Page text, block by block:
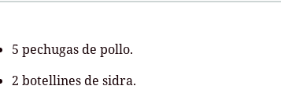
5 pechugas de pollo.
2 botellines de sidra.